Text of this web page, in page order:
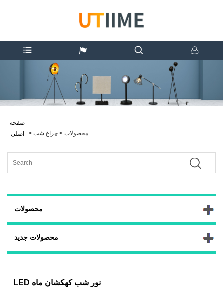
صفحه
اصلی
> محصولات > چراغ شب
محصولات
محصولات جدید
LED نور شب کهکشان ماه